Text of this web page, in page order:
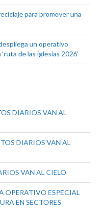
para promover una
un operativo
de las iglesias 2026’
DIARIOS VAN AL
DIARIOS VAN AL
VAN AL CIELO
OPERATIVO ESPECIAL
EN SECTORES